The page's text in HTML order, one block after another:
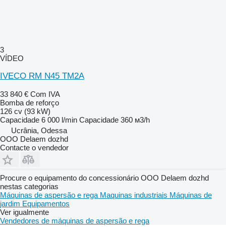
3
VÍDEO
IVECO RM N45 TM2A
33 840 € Com IVA
Bomba de reforço
126 cv (93 kW)
Capacidade 6 000 l/min Capacidade 360 м3/h
Ucrânia, Odessa
OOO Delaem dozhd
Contacte o vendedor
Procure o equipamento do concessionário OOO Delaem dozhd
nestas categorias
Máquinas de aspersão e rega Maquinas industriais Máquinas de
jardim Equipamentos
Ver igualmente
Vendedores de máquinas de aspersão e rega